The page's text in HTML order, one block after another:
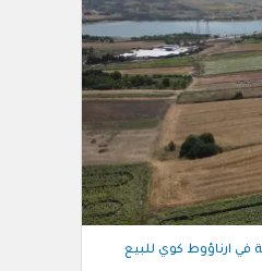
في ارناؤوط كوي للبيع